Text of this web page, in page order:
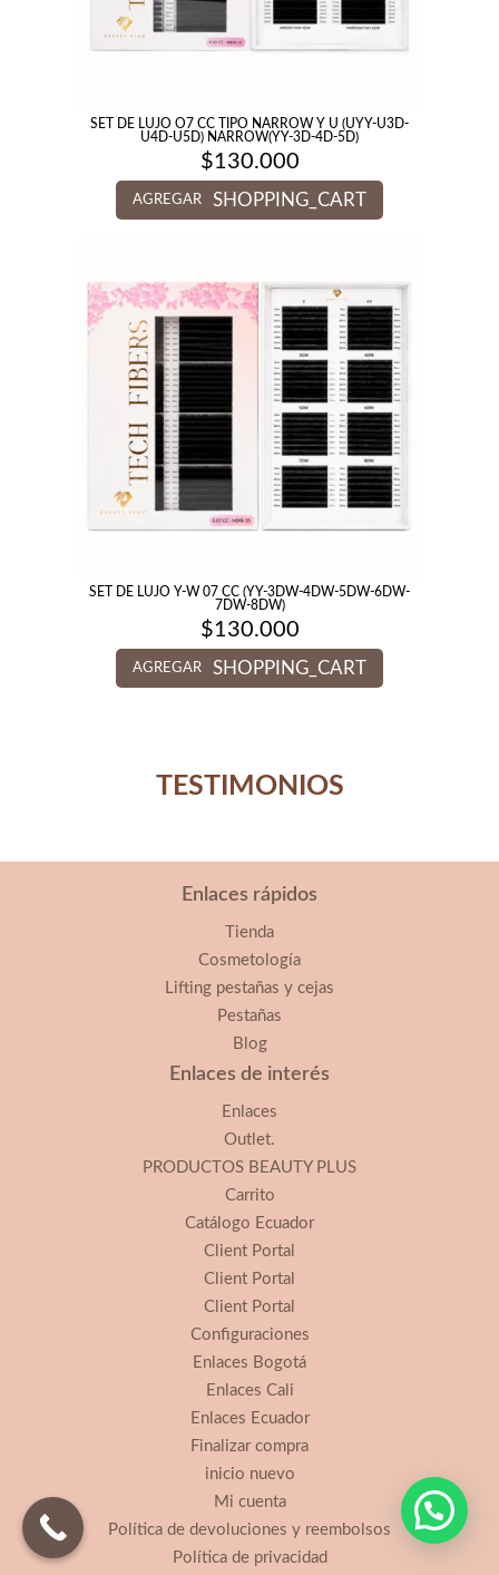
SET DE LUJO O7 CC TIPO NARROW Y U (UYY-U3D-
U4D-U5D) NARROW(YY-3D-4D-5D)
$130.000
AGREGAR SHOPPING_CART
SET DE LUJO Y-W 07 CC (YY-3DW-4DW-5DW-6DW-
7DW-8DW)
$130.000
AGREGAR SHOPPING_CART
TESTIMONIOS
Enlaces rápidos
Tienda
Cosmetología
Lifting pestañas y cejas
Pestañas
Blog
Enlaces de interés
Enlaces
Outlet.
PRODUCTOS BEAUTY PLUS
Carrito
Catálogo Ecuador
Client Portal
Client Portal
Client Portal
Configuraciones
Enlaces Bogotá
Enlaces Cali
Enlaces Ecuador
Finalizar compra
inicio nuevo
Mi cuenta
Política de devoluciones y reembolsos
Política de privacidad